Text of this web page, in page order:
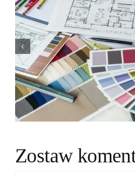
Z jakich
korzysta
wnętrz
aby
trwałość
Zostaw